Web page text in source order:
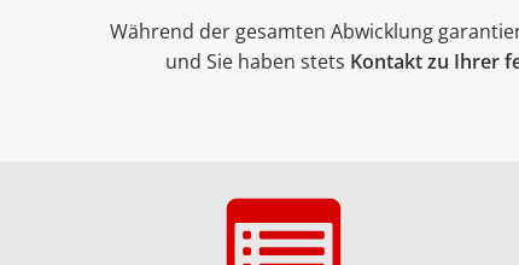
Während der gesamten Abwicklung
und Sie haben stets Kontakt zu Ihrer